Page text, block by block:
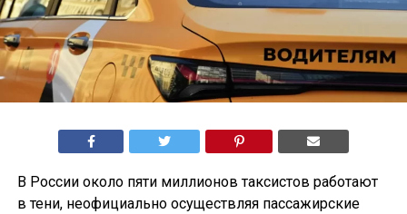
В России около пяти миллионов таксистов работают
в тени, неофициально осуществляя пассажирские